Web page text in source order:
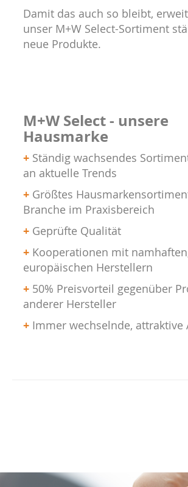
Damit das auch so bleibt,
unser M+W Select-Sortiment
neue Produkte.
M+W Select - unsere
Hausmarke
+ Ständig wachsendes
an aktuelle Trends
+Größtes
Branche im Praxisbereich
+Geprüfte Qualität
+Kooperationen mit
europäischen Herstellern
+50% Preisvorteil gegenüber
anderer Hersteller
+Immer wechselnde, attraktive